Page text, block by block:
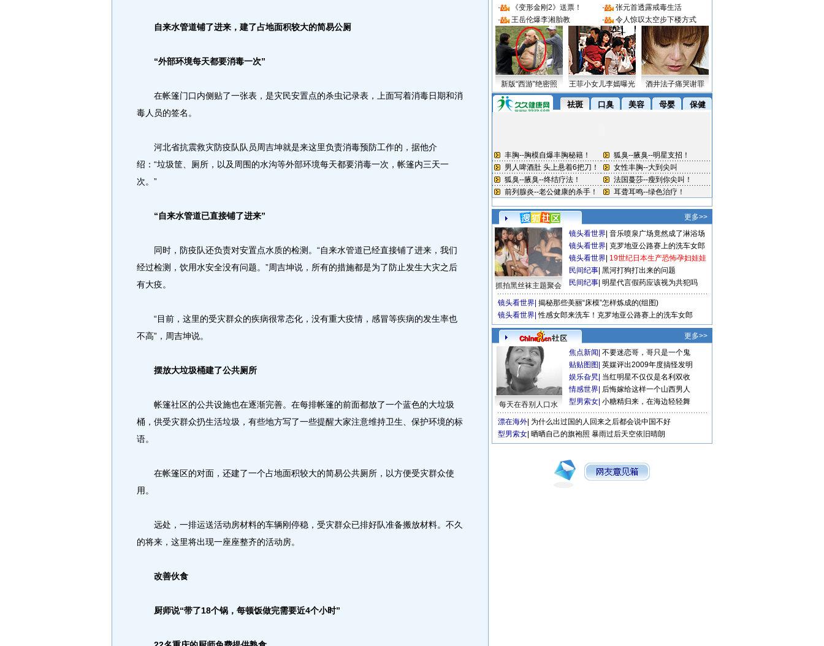
自来水管道铺了进来，建了占地面积较大的简易公厕
“外部环境每天都要消毒一次”
在帐篷门口内侧贴了一张表，是灾民安置点的杀虫记录表，上面写着消毒日期和消
毒人员的签名。
河北省抗震救灾防疫队队员周吉坤就是来这里负责消毒预防工作的，据他介
绍：“垃圾筐、厕所，以及周围的水沟等外部环境每天都要消毒一次，帐篷内三天一
次。”
“自来水管道已直接铺了进来”
同时，防疫队还负责对安置点水质的检测。“自来水管道已经直接铺了进来，我们
经过检测，饮用水安全没有问题。”周吉坤说，所有的措施都是为了防止发生大灾之后
有大疫。
“目前，这里的受灾群众的疾病很常态化，没有重大疫情，感冒等疾病的发生率也
不高”，周吉坤说。
摆放大垃圾桶建了公共厕所
帐篷社区的公共设施也在逐渐完善。在每排帐篷的前面都放了一个蓝色的大垃圾
桶，供受灾群众扔生活垃圾，有些地方写了一些提醒大家注意维持卫生、保护环境的标
语。
在帐篷区的对面，还建了一个占地面积较大的简易公共厕所，以方便受灾群众使
用。
远处，一排运送活动房材料的车辆刚停稳，受灾群众已排好队准备搬放材料。不久
的将来，这里将出现一座座整齐的活动房。
改善伙食
厨师说“带了18个锅，每顿饭做完需要近4个小时”
·
《变形金刚2》送票！ ·
张元首透露戒毒生活
·
王岳伦爆李湘胎教 · 令人惊叹太空步下楼方式
新版“西游”绝密照 王菲小女儿李嫣曝光 酒井法子痛哭谢罪
更多>>
抓拍黑丝袜主题聚会
镜头看世界 音乐喷泉广场竟然成了淋浴场
镜头看世界 克罗地亚公路赛上的洗车女郎
镜头看世界 19世纪日本生产恐怖孕妇娃娃
民间纪事 黑河打狗打出来的问题
民间纪事 明星代言假药应该视为共犯吗
镜头看世界 揭秘那些美丽“床模”怎样炼成的(组图)
镜头看世界 性感女郎来洗车！克罗地亚公路赛上的洗车女郎
更多>>
每天在吞别人口水
焦点新闻 不要迷恋哥，哥只是一个鬼
贴贴图图 英媒评出2009年度搞怪发明
娱乐旮旯 当红明星不仅仅是名利双收
情感世界 后悔嫁给这样一个山西男人
型男索女 小糖精归来，在海边轻轻舞
漂在海外 为什么出过国的人回来之后都会说中国不好
型男索女 晒晒自己的旗袍照 暴雨过后天空依旧晴朗